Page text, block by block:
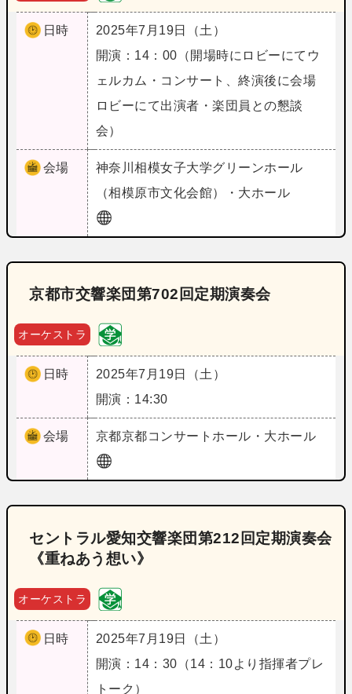
日時
2025年7月19日（土）
開演：14：00（開場時にロビーにてウ
ェルカム・コンサート、終演後に会場
ロビーにて出演者・楽団員との懇談
会）
会場 神奈川相模女子大学グリーンホール
（相模原市文化会館）・大ホール
京都市交響楽団第702回定期演奏会
オーケストラ
日時
2025年7月19日（土）
開演：14:30
会場 京都京都コンサートホール・大ホール
セントラル愛知交響楽団第212回定期演奏会
《重ねあう想い》
オーケストラ
日時
2025年7月19日（土）
開演：14：30（14：10より指揮者プレ
トーク）